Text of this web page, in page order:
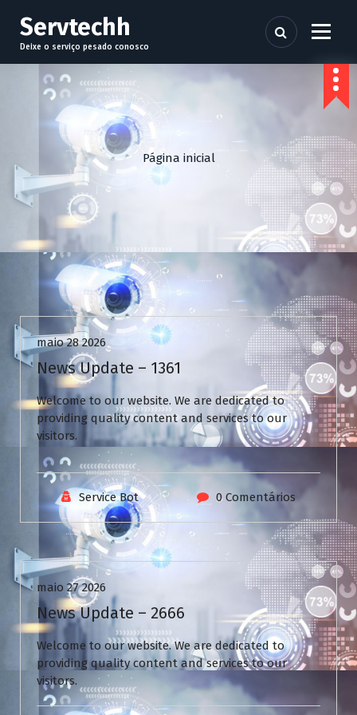
a
e
Servtechh
Deixe o serviço pesado conosco
Página inicial
Uncategorized
maio 28 2026
News Update – 1361
Welcome to our website. We are dedicated to
providing quality content and services to our
visitors.
Service Bot 0 Comentários
Uncategorized
maio 27 2026
News Update – 2666
Welcome to our website. We are dedicated to
providing quality content and services to our
visitors.
V